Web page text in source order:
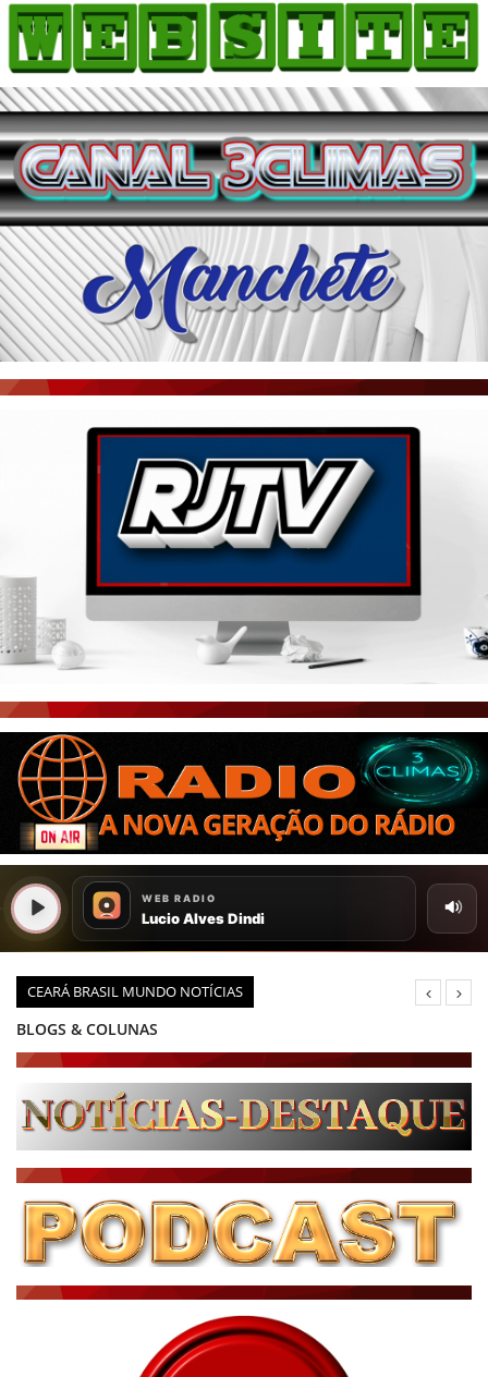
CEARÁ BRASIL MUNDO NOTÍCIAS
BLOGS & COLUNAS
PODCAST - PONTO DE VISTA
BRASIL DE FATO - ÚLTIMAS NOTÍCIAS
ÚLTIMAS NOTÍCIAS
NOTÍCIAS TAMBÉM NA TELA
BRASIL MUNDO AO VIVO
HOME
COMO ANUNCIAR
JORNAIS DO BRASIL
PODCAST/NOTÍCIAS
AS NOTÍCIAS DO DIA
ACONTECEU...VIROU MANCHETE!
BLOGS & COLUNAS
AGÊNCIA DE NOTÍCIAS
CNN BRASIL
PORTAL CEARÁ
ÚLTIMAS POSTAGENS
BOAS NOTÍCIAS...VIRAM MANCHETE!
CEARÁ BRASIL NOTÍCIAS
CEARÁ BRASIL MUNDO 1
BRASIL DE FATO
NOTÍCIAS GERAIS
CONECTE-SE
REGISTO